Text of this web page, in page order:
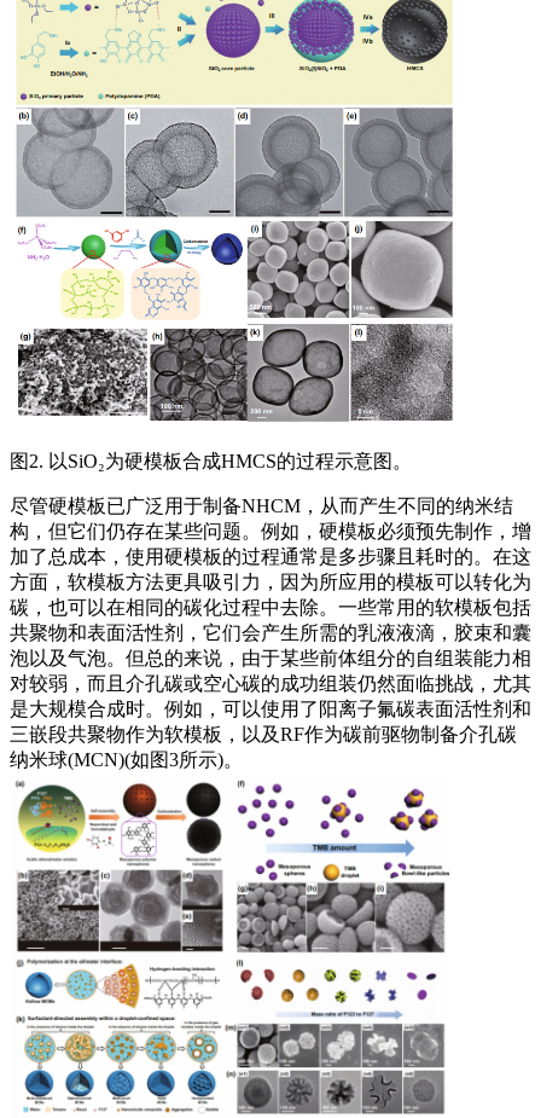
图2. 以SiO₂为硬模板合成HMCS的过程示意图。
尽管硬模板已广泛用于制备NHCM，从而产生不同的纳米结
构，但它们仍存在某些问题。例如，硬模板必须预先制作，增
加了总成本，使用硬模板的过程通常是多步骤且耗时的。在这
方面，软模板方法更具吸引力，因为所应用的模板可以转化为
碳，也可以在相同的碳化过程中去除。一些常用的软模板包括
共聚物和表面活性剂，它们会产生所需的乳液液滴，胶束和囊
泡以及气泡。但总的来说，由于某些前体组分的自组装能力相
对较弱，而且介孔碳或空心碳的成功组装仍然面临挑战，尤其
是大规模合成时。例如，可以使用了阳离子氟碳表面活性剂和
三嵌段共聚物作为软模板，以及RF作为碳前驱物制备介孔碳
纳米球(MCN)(如图3所示)。